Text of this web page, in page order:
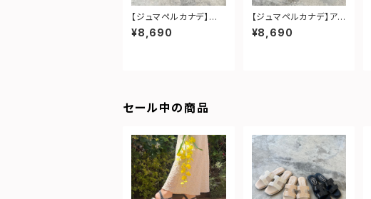
【ジュマペルカナデ】エ
ナメルコンビパンプス
¥8,690
【ジュマペルカナデ】ア
ーモンドトゥフォーマル
パンプス
¥8,690
セール中の商品